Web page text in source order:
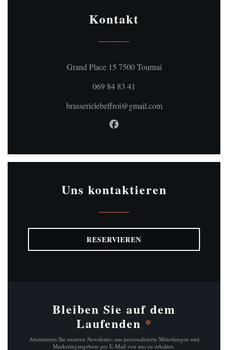
Kontakt
Grand Place 15 7500 Tournai((öffnet ein neues
069 84 83 41
brasserielebeffroi@gmail.com
Facebook ((öffnet ein neues
Uns kontaktieren
RESERVIEREN
Bleiben Sie auf dem
Laufenden *
Abonnieren Sie unseren Newsletter, um personalisierte Mitteilungen und
Marketingangebote per E-Mail von uns zu erhalten.